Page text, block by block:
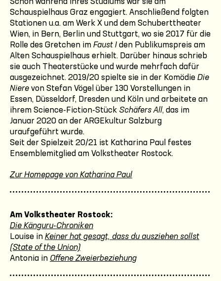
Schon während ihres Studiums war sie am
Schauspielhaus Graz engagiert. Anschließend folgten
Stationen u.a. am Werk X und dem Schuberttheater
Wien, in Bern, Berlin und Stuttgart, wo sie 2017 für die
Rolle des Gretchen im Faust I den Publikumspreis am
Alten Schauspielhaus erhielt. Darüber hinaus schrieb
sie auch Theaterstücke und wurde mehrfach dafür
ausgezeichnet. 2019/20 spielte sie in der Komödie Die
Niere von Stefan Vögel über 130 Vorstellungen in
Essen, Düsseldorf, Dresden und Köln und arbeitete an
ihrem Science-Fiction-Stück Schäfers All, das im
Januar 2020 an der ARGEkultur Salzburg
uraufgeführt wurde.
Seit der Spielzeit 20/21 ist Katharina Paul festes
Ensemblemitglied am Volkstheater Rostock.
Zur Homepage von Katharina Paul
Am Volkstheater Rostock:
Die Känguru-Chroniken
Louise in Keiner hat gesagt, dass du ausziehen sollst
(State of the Union)
Antonia in Offene Zweierbeziehung